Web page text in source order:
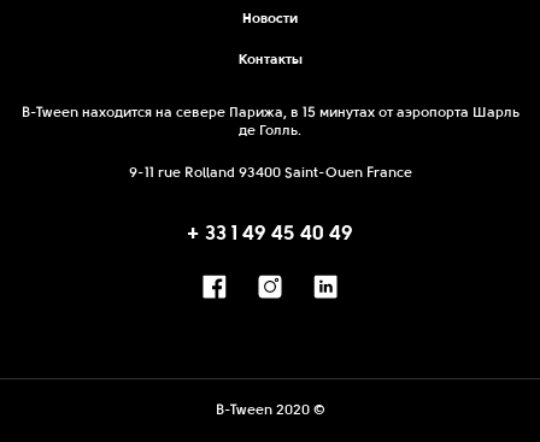
Новости
Контакты
B-Tween находится на севере Парижа, в 15 минутах от аэропорта Шарль
де Голль.
9-11 rue Rolland 93400 Saint-Ouen France
+ 33 1 49 45 40 49
B-Tween 2020 ©